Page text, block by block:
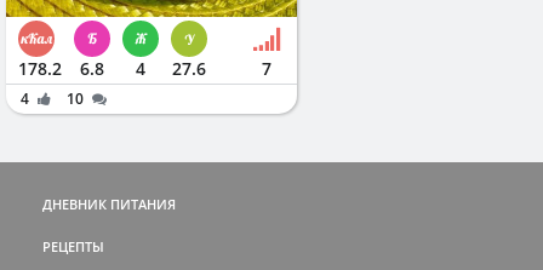
178.2 6.8 4 27.6 7
4 10
ДНЕВНИК ПИТАНИЯ
РЕЦЕПТЫ